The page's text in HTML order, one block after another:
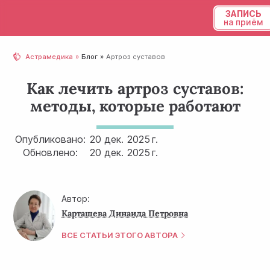
ЗАПИСЬ
на приём
Астрамедика Блог Артроз суставов
Как лечить артроз суставов:
методы, которые работают
Опубликовано: 20 дек. 2025 г.
Обновлено:
20 дек. 2025 г.
Автор:
Карташева Динаида Петровна
ВСЕ СТАТЬИ ЭТОГО АВТОРА